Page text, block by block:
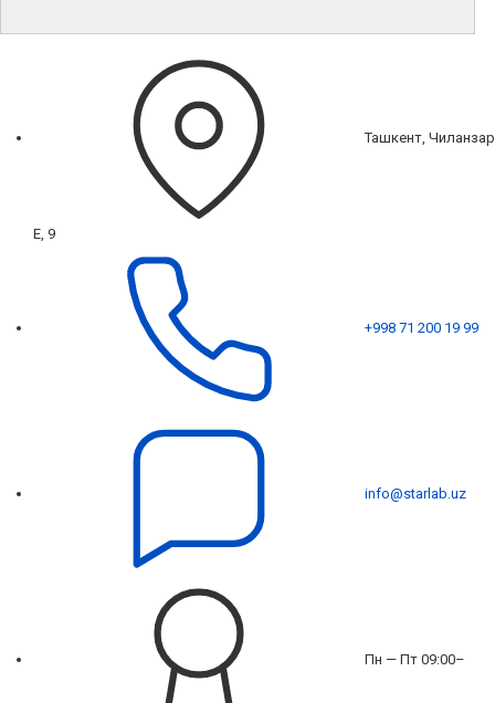
Ташкент, Чиланзар
Е, 9
+998 71 200 19 99
info@starlab.uz
Пн — Пт 09:00–